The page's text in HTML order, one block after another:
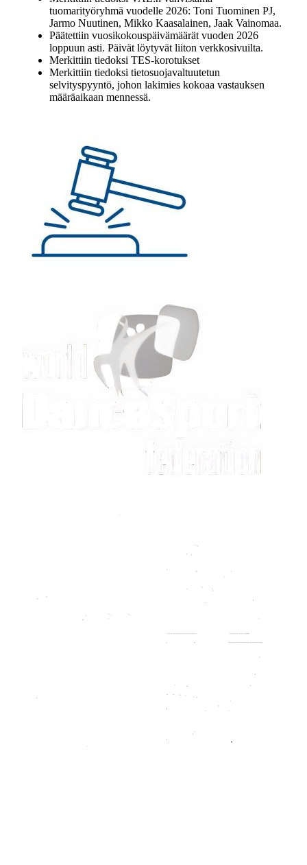
tuomarityöryhmä vuodelle 2026: Toni Tuominen PJ,
Jarmo Nuutinen, Mikko Kaasalainen, Jaak Vainomaa.
Päätettiin vuosikokouspäivämäärät vuoden 2026
loppuun asti. Päivät löytyvät liiton verkkosivuilta.
Merkittiin tiedoksi TES-korotukset
Merkittiin tiedoksi tietosuojavaltuutetun
selvityspyyntö, johon lakimies kokoaa vastauksen
määräaikaan mennessä.